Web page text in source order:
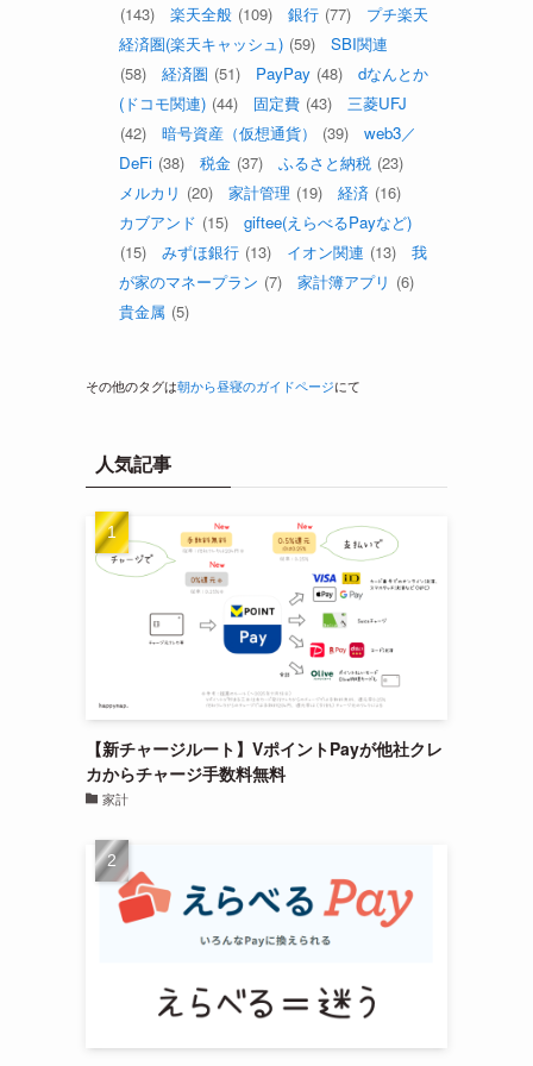
(143) 楽天全般 (109) 銀行 (77)
プチ楽天
経済圏(楽天キャッシュ) (59)
SBI関連
(58)
経済圏 (51) PayPay (48)
dなんとか
(ドコモ関連) (44) 固定費 (43)
三菱UFJ
(42)
暗号資産（仮想通貨） (39)
web3／
DeFi (38) 税金 (37) ふるさと納税 (23)
メルカリ (20) 家計管理 (19) 経済 (16)
カブアンド (15)
giftee(えらべるPayなど)
(15)
みずほ銀行 (13) イオン関連 (13)
我
が家のマネープラン (7) 家計簿アプリ (6)
貴金属 (5)
その他のタグは朝から昼寝のガイドページにて
人気記事
【新チャージルート】VポイントPayが他社クレ
カからチャージ手数料無料
家計